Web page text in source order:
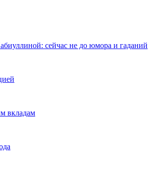
сейчас не до юмора и гаданий
вкладам